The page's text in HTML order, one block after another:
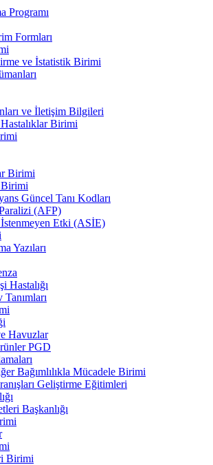
Programı
Formları
ve İstatistik Birimi
ve İletişim Bilgileri
Birimi
Birimi
Güncel Tanı Kodları
(AFP)
İstenmeyen Etki (ASİE)
Yazıları
Hastalığı
Havuzlar
PGD
Bağımlılıkla Mücadele Birimi
Geliştirme Eğitimleri
Başkanlığı
Birimi